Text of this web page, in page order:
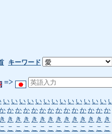
キーワード
=>
い い い い い い い い い い い い い
か か か か か か か か か か か か か
き き き き き き き き き き き き き き
こ こ こ こ こ こ こ こ こ こ こ こ こ こ